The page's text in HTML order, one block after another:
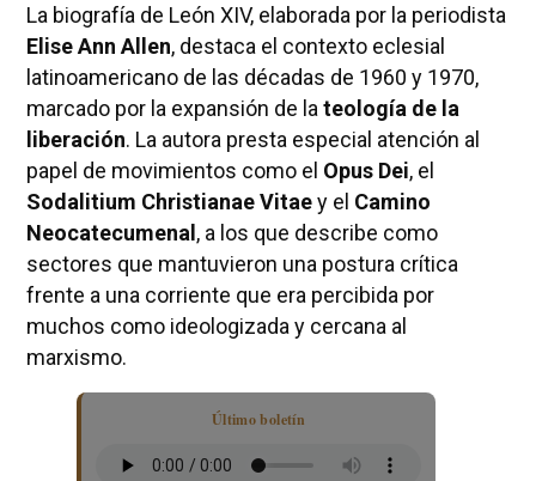
La biografía de León XIV, elaborada por la periodista
Elise Ann Allen, destaca el contexto eclesial
latinoamericano de las décadas de 1960 y 1970,
marcado por la expansión de la teología de la
liberación. La autora presta especial atención al
papel de movimientos como el Opus Dei, el
Sodalitium Christianae Vitaey el Camino
Neocatecumenal, a los que describe como
sectores que mantuvieron una postura crítica
frente a una corriente que era percibida por
muchos como ideologizada y cercana al
marxismo.
Último boletín